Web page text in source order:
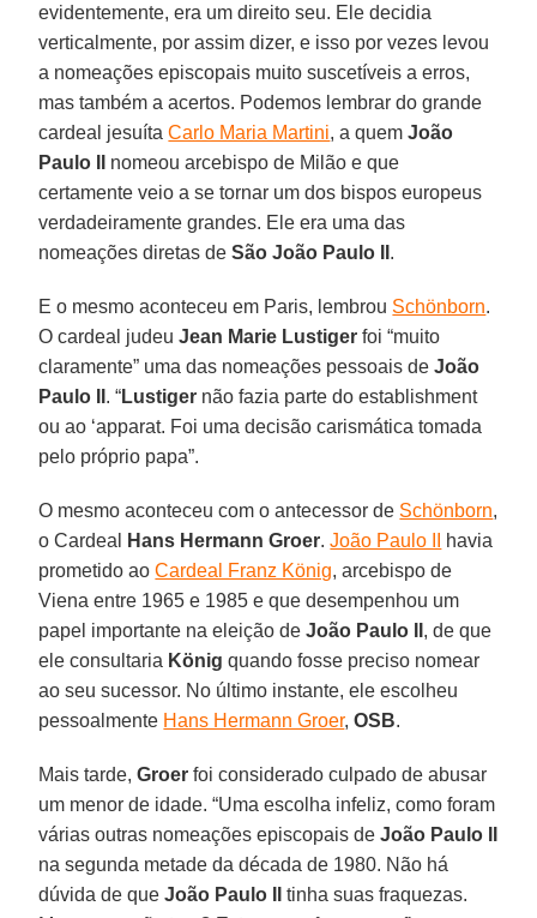
evidentemente, era um direito seu. Ele decidia
verticalmente, por assim dizer, e isso por vezes levou
a nomeações episcopais muito suscetíveis a erros,
mas também a acertos. Podemos lembrar do grande
cardeal jesuítaCarlo Maria Martini, a quemJoão
Paulo II
nomeou arcebispo de Milão e que
certamente veio a se tornar um dos bispos europeus
verdadeiramente grandes. Ele era uma das
nomeações diretas deSão João Paulo II .
E o mesmo aconteceu em Paris, lembrou Schönborn.
O cardeal judeuJean Marie Lustiger foi “muito
claramente” uma das nomeações pessoais deJoão
Paulo II . “Lustiger não fazia parte do establishment
ou ao ‘apparat. Foi uma decisão carismática tomada
pelo próprio papa”.
O mesmo aconteceu com o antecessor de Schönborn,
o Cardeal
Hans Hermann Groer.João Paulo II
havia
prometido aoCardeal Franz König, arcebispo de
Viena entre 1965 e 1985 e que desempenhou um
papel importante na eleição deJoão Paulo II , de que
ele consultaria König quando fosse preciso nomear
ao seu sucessor. No último instante, ele escolheu
pessoalmente Hans Hermann Groer,OSB.
Mais tarde,Groer foi considerado culpado de abusar
um menor de idade. “Uma escolha infeliz, como foram
várias outras nomeações episcopais deJoão Paulo II
na segunda metade da década de 1980. Não há
dúvida de queJoão Paulo II
tinha suas fraquezas.